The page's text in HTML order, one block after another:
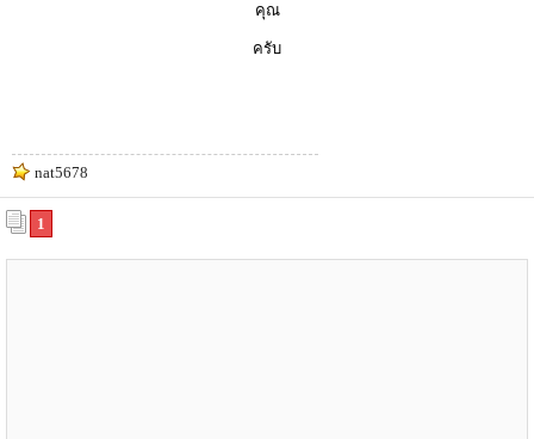
คุณ
ครับ
nat5678
1